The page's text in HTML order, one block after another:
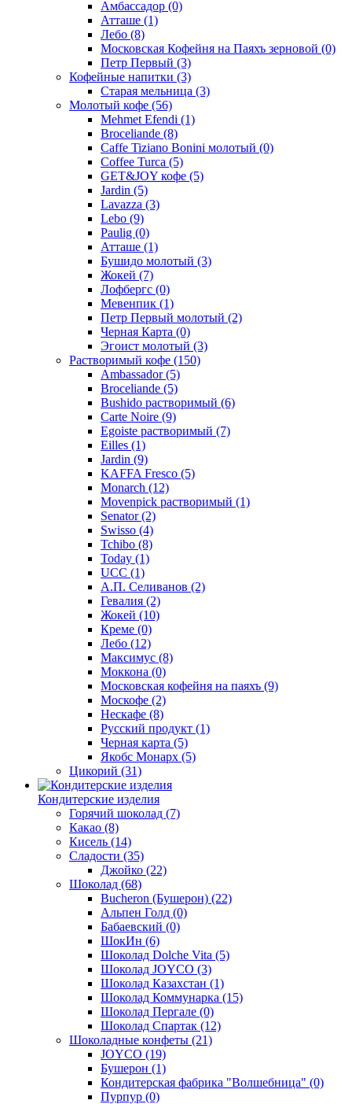
Амбассадор (0)
Атташе (1)
Лебо (8)
Московская Кофейня на Паяхъ зерновой (0)
Петр Первый (3)
Кофейные напитки (3)
Старая мельница (3)
Молотый кофе (56)
Mehmet Efendi (1)
Broceliande (8)
Caffe Tiziano Bonini молотый (0)
Coffee Turca (5)
GET&JOY кофе (5)
Jardin (5)
Lavazza (3)
Lebo (9)
Paulig (0)
Атташе (1)
Бушидо молотый (3)
Жокей (7)
Лофбергс (0)
Мевенпик (1)
Петр Первый молотый (2)
Черная Карта (0)
Эгоист молотый (3)
Растворимый кофе (150)
Ambassador(5)
Broceliande (5)
Bushido растворимый (6)
Carte Noire (9)
Egoiste растворимый (7)
Eilles (1)
Jardin (9)
KAFFA Fresco (5)
Monarch (12)
Movenpick растворимый (1)
Senator(2)
Swisso (4)
Tchibo (8)
Today (1)
UCC (1)
А.П. Селиванов (2)
Гевалия (2)
Жокей (10)
Креме (0)
Лебо (12)
Максимус (8)
Моккона (0)
Московская кофейня на паяхъ (9)
Москофе (2)
Нескафе (8)
Русский продукт (1)
Черная карта (5)
Якобс Монарх (5)
Цикорий (31)
Кондитерские изделия
Горячий шоколад (7)
Какао (8)
Кисель (14)
Сладости (35)
Джойко (22)
Шоколад (68)
Bucheron (Бушерон) (22)
Альпен Голд (0)
Бабаевский (0)
ШокИн (6)
Шоколад Dolche Vita (5)
Шоколад JOYCO (3)
Шоколад Казахстан (1)
Шоколад Коммунарка (15)
Шоколад Пергале (0)
Шоколад Спартак (12)
Шоколадные конфеты (21)
JOYCO (19)
Бушерон (1)
Кондитерская фабрика "Волшебница" (0)
Пурпур (0)